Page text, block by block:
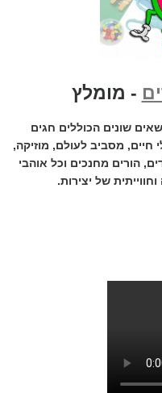
- מומלץ
שונים הכוללים חגים
חיים, מסביב לעולם, מוזיקה,
הורים מחנכים וכל אוהבי
של יצירות.